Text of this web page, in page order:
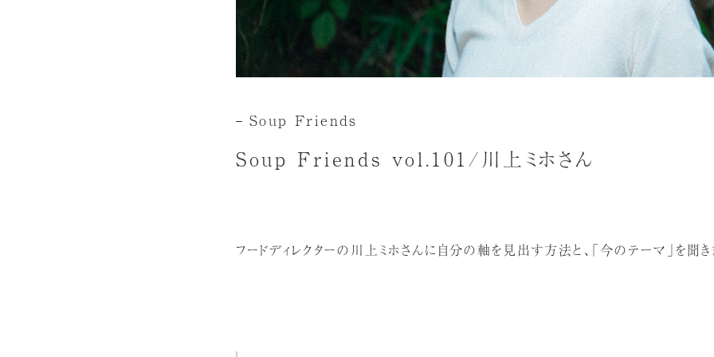
Soup Friends
Soup Friends vol.101/川上ミホさん
フードディレクターの川上ミホさんに自分の軸を見出す方法と、「今のテーマ」を聞き